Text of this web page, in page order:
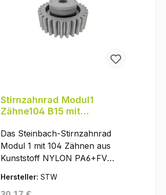
Stirnzahnrad Modul1
Zähne104 B15 mit
PA6+FV
Das Steinbach-Stirnzahnrad
Modul 1 mit 104 Zähnen aus
Kunststoff NYLON PA6+FV
ist ein geradverzahntes Stirnrad
Hersteller: STW